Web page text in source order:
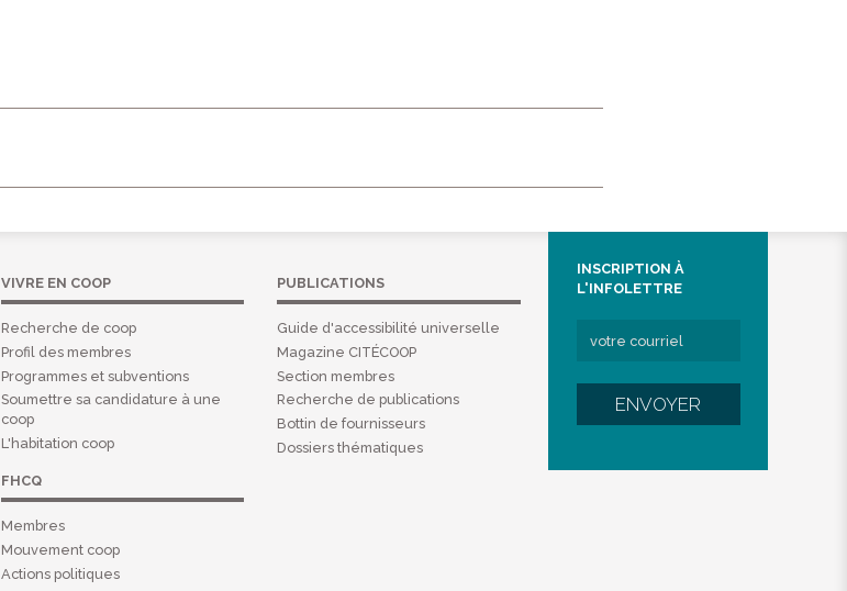
VIVRE EN COOP
Recherche de coop
Profil des membres
Programmes et subventions
Soumettre sa candidature à une
coop
L'habitation coop
PUBLICATIONS
Guide d'accessibilité universelle
Magazine CITÉCOOP
Section membres
Recherche de publications
Bottin de fournisseurs
Dossiers thématiques
FHCQ
Membres
Mouvement coop
Actions politiques
INSCRIPTION À
L'INFOLETTRE
ENVOYER